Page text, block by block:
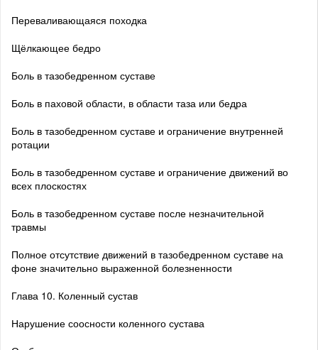
Переваливающаяся походка
Щёлкающее бедро
Боль в тазобедренном суставе
Боль в паховой области, в области таза или бедра
Боль в тазобедренном суставе и ограничение внутренней
ротации
Боль в тазобедренном суставе и ограничение движений во
всех плоскостях
Боль в тазобедренном суставе после незначительной
травмы
Полное отсутствие движений в тазобедренном суставе на
фоне значительно выраженной болезненности
Глава 10. Коленный сустав
Нарушение соосности коленного сустава